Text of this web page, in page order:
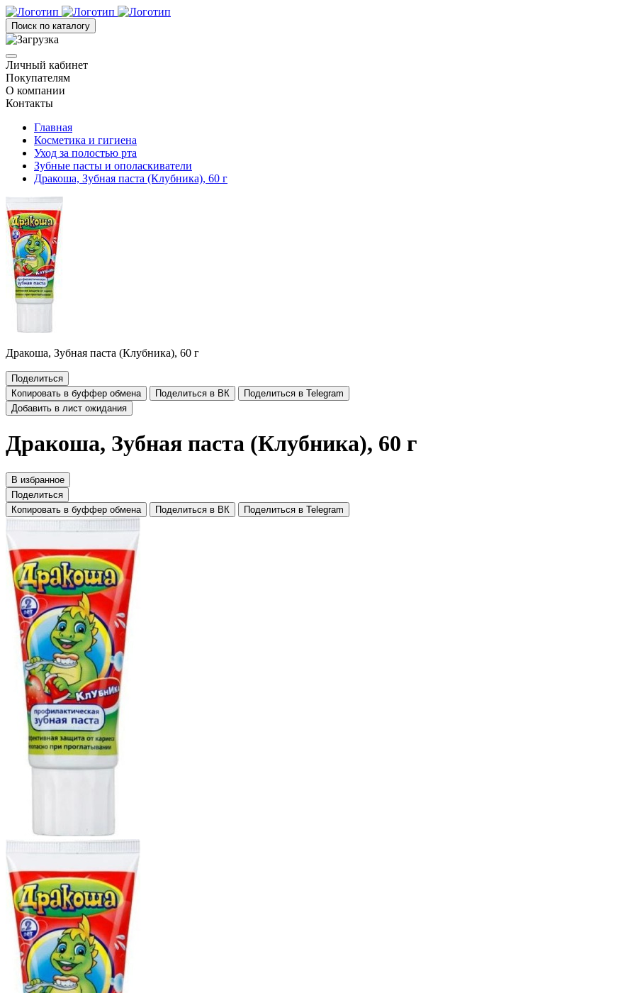
Поиск по каталогу
Личный кабинет
Покупателям
О компании
Контакты
Главная
Косметика и гигиена
Уход за полостью рта
Зубные пасты и ополаскиватели
Дракоша, Зубная паста (Клубника), 60 г
Дракоша, Зубная паста (Клубника), 60 г
Поделиться
Копировать в буффер обмена
Поделиться в ВК
Поделиться в Telegram
Добавить в лист ожидания
Дракоша, Зубная паста (Клубника), 60 г
В избранное
Поделиться
Копировать в буффер обмена
Поделиться в ВК Поделиться в Telegram